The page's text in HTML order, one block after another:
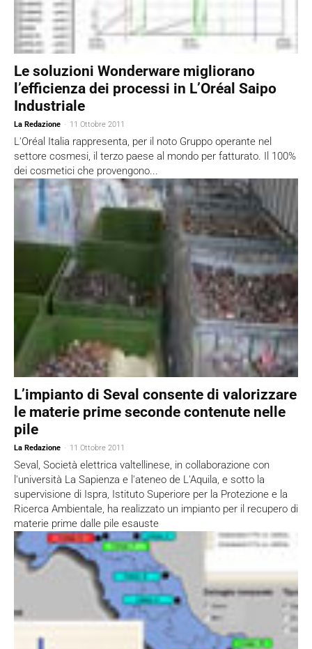
Le soluzioni Wonderware migliorano
l’efficienza dei processi in L’Oréal Saipo
Industriale
La Redazione - 11 Ottobre 2011
L'Oréal Italia rappresenta, per il noto Gruppo operante nel
settore cosmesi, il terzo paese al mondo per fatturato. Il 100%
dei cosmetici che provengono...
L’impianto di Seval consente di valorizzare
le materie prime seconde contenute nelle
pile
La Redazione - 11 Ottobre 2011
Seval, Società elettrica valtellinese, in collaborazione con
l'università La Sapienza e l'ateneo de L'Aquila, e sotto la
supervisione di Ispra, Istituto Superiore per la Protezione e la
Ricerca Ambientale, ha realizzato un impianto per il recupero di
materie prime dalle pile esauste